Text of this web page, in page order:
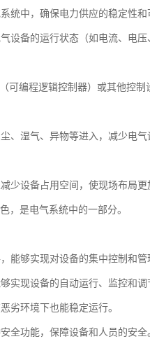
统中，确保电力供应的稳定性和
设备的运行状态（如电流、电
可编程逻辑控制器）或其他控
、湿气、异物等进入，减少电
少设备占用空间，使现场布局更
，是电气系统中的一部分。
能够实现对设备的集中控制和管
实现设备的自动运行、监控和调
劣环境下也能稳定运行。
全功能，保障设备和人员的安全